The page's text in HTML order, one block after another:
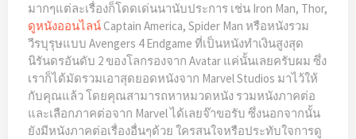
มากๆแต่ละเรื่องก็โดดเด่นนานับประการ เช่น Iron Man, Thor,
ดูหนังออนไลน์ Captain America, Spider Man หรือหนังรวม
วีรบุรุษแบบ Avengers 4 Endgame ที่เป็นหนังทำเงินสูงสุด
นิรันดรอันดับ 2 ของโลกรองจาก Avatar แค่นั้นเลยครับผม ซึ่ง
เราก็ได้มัดรวมเอาสุดยอดหนังจาก Marvel Studios มาไว้ให้
กับคุณแล้ว โดยคุณสามารถหาหมวดหนัง รวมหนังภาคต่อ
และเลือกภาคต่อจาก Marvel ได้เลยจ๊าขอรับ ซึ่งนอกจากนั้น
ยังมีหนังภาคต่อเรื่องอื่นๆด้วย ใครสนใจหรือประทับใจการดู